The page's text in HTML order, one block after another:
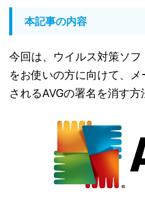
本記事の内容
今回は、ウイルス対策ソ
をお使いの方に向けて、
されるAVGの署名を消す方